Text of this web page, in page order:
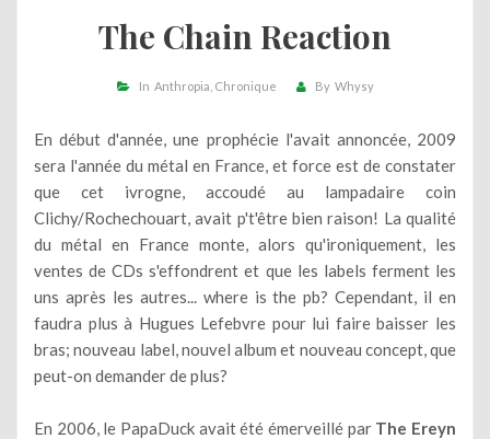
The Chain Reaction
In Anthropia Chronique By Whysy
En début d'année, une prophécie l'avait annoncée, 2009
sera l'année du métal en France, et force est de constater
que cet ivrogne, accoudé au lampadaire coin
Clichy/Rochechouart, avait p't'être bien raison! La qualité
du métal en France monte, alors qu'ironiquement, les
ventes de CDs s'effondrent et que les labels ferment les
uns après les autres... where is the pb? Cependant, il en
faudra plus à Hugues Lefebvre pour lui faire baisser les
bras; nouveau label, nouvel album et nouveau concept, que
peut-on demander de plus?
En 2006, le PapaDuck avait été émerveillé par The Ereyn